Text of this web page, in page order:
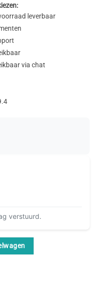
leverbaar
via chat
verstuurd.
A male aantal